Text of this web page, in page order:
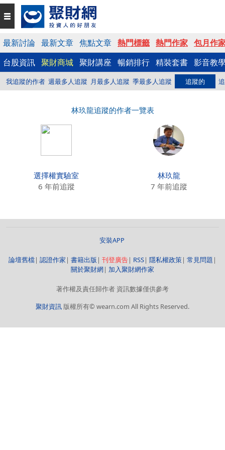
最新討論 最新文章 焦點文章 熱門標籤 熱門作家 包月作
台股資訊 聚財商城 聚財講座 暢銷排行 精裝套書 影音教
我追蹤的作者 週最多人追蹤 月最多人追蹤 季最多人追蹤 追蹤的
林玖龍追蹤的作者一覽表
選擇權實驗室
6 年前追蹤
林玖龍
7 年前追蹤
安裝APP
論壇舊檔| 認證作家 | 書籍出版 | 刊登廣告| RSS| 隱私權政策| 常見問題 |
關於聚財網| 加入聚財網作家
著作權及責任歸作者 資訊數據僅供參考
聚財資訊 版權所有© wearn.com All Rights Reserved.